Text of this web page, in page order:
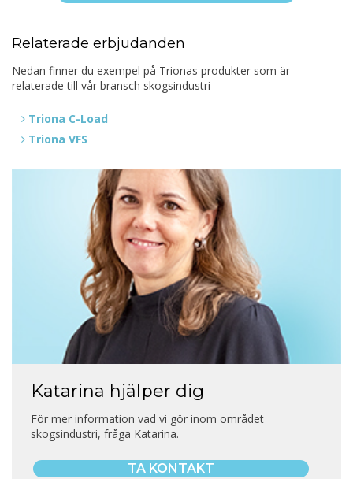
Relaterade erbjudanden
Nedan finner du exempel på Trionas produkter som är
relaterade till vår bransch skogsindustri
Triona C-Load
Triona VFS
Katarina hjälper dig
För mer information vad vi gör inom området
skogsindustri, fråga Katarina.
TA KONTAKT